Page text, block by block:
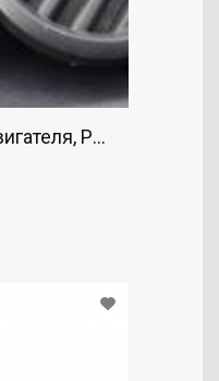
Решетка